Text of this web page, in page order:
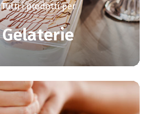
Tutti i prodotti per
Gelaterie